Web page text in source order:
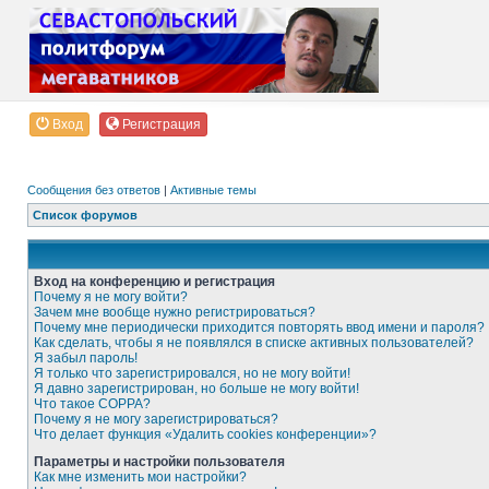
Вход Регистрация
Сообщения без ответов | Активные темы
Список форумов
Вход на конференцию и регистрация
Почему я не могу войти?
Зачем мне вообще нужно регистрироваться?
Почему мне периодически приходится повторять ввод имени и пароля?
Как сделать, чтобы я не появлялся в списке активных пользователей?
Я забыл пароль!
Я только что зарегистрировался, но не могу войти!
Я давно зарегистрирован, но больше не могу войти!
Что такое COPPA?
Почему я не могу зарегистрироваться?
Что делает функция «Удалить cookies конференции»?
Параметры и настройки пользователя
Как мне изменить мои настройки?